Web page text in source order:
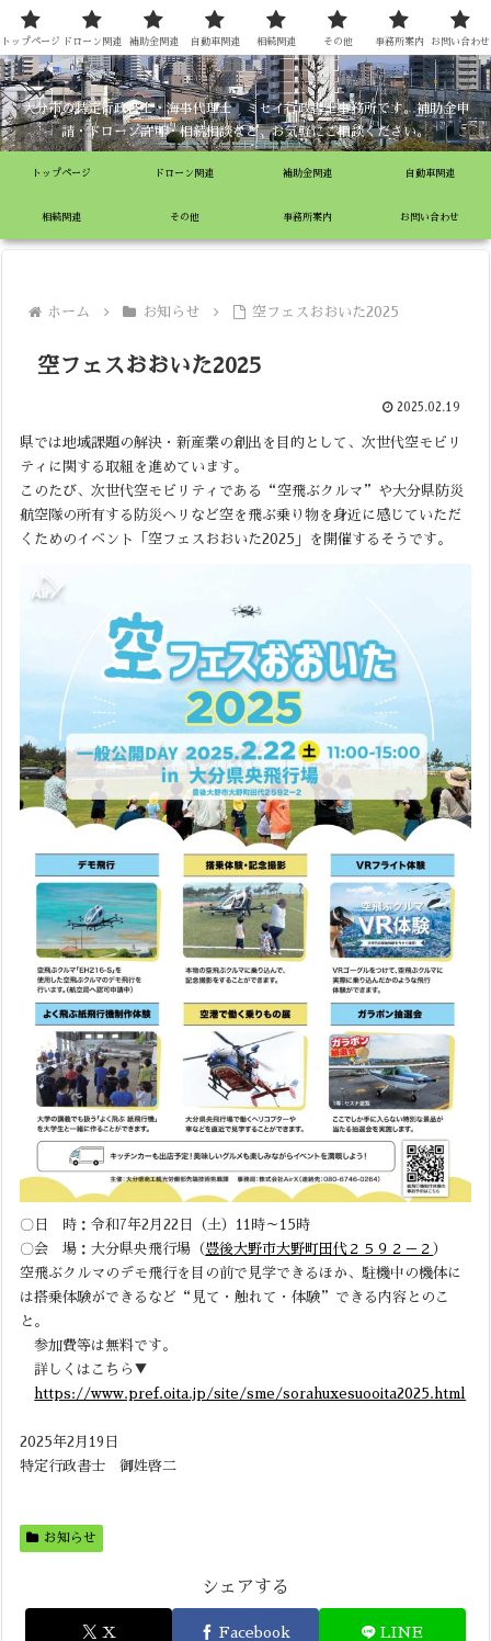
ミセイ行政書士事務所
大分市の特定行政書士・海事代理士 ミセイ行政書士事務所です。補助金申
請・ドローン許可・相続相談など、お気軽にご相談ください。
トップページ ドローン関連 補助金関連 自動車関連
相続関連 その他 事務所案内 お問い合わせ
ホーム お知らせ 空フェスおおいた2025
空フェスおおいた2025
2025.02.19
県では地域課題の解決・新産業の創出を目的として、次世代空モビリ
ティに関する取組を進めています。
このたび、次世代空モビリティである“空飛ぶクルマ”や大分県防災
航空隊の所有する防災ヘリなど空を飛ぶ乗り物を身近に感じていただ
くためのイベント「空フェスおおいた2025」を開催するそうです。
〇日 時：令和7年2月22日（土）11時～15時
〇会 場：大分県央飛行場（ 豊後大野市大野町田代２５９２－２ ）
空飛ぶクルマのデモ飛行を目の前で見学できるほか、駐機中の機体に
は搭乗体験ができるなど“見て・触れて・体験”できる内容とのこ
と。
参加費等は無料です。
詳しくはこちら▼
https://www.pref.oita.jp/site/sme/sorahuxesuooita2025.html
2025年2月19日
特定行政書士 御姓啓二
お知らせ
シェアする
X Facebook LINE
トップページ ドローン関連 補助金関連 自動車関連 相続関連 その他 事務所案内 お問い合わせ